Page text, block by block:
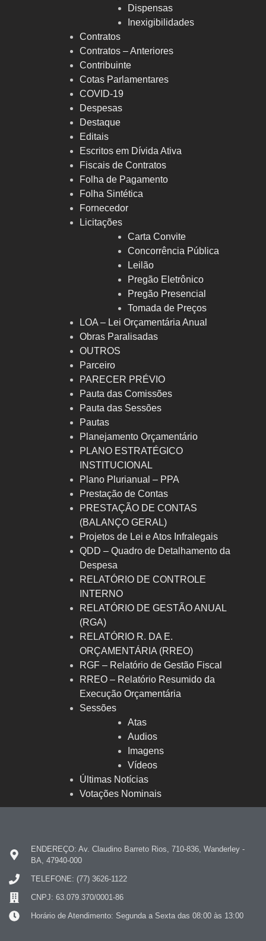
Dispensas
Inexigibilidades
Contratos
Contratos – Anteriores
Contribuinte
Cotas Parlamentares
COVID-19
Despesas
Destaque
Editais
Escritos em Dívida Ativa
Fiscais de Contratos
Folha de Pagamento
Folha Sintética
Fornecedor
Licitações
Carta Convite
Concorrência Pública
Leilão
Pregão Eletrônico
Pregão Presencial
Tomada de Preços
LOA – Lei Orçamentária Anual
Obras Paralisadas
OUTROS
Parceiro
PARECER PRÉVIO
Pauta das Comissões
Pauta das Sessões
Pautas
Planejamento Orçamentário
PLANO ESTRATÉGICO
INSTITUCIONAL
Plano Plurianual – PPA
Prestação de Contas
PRESTAÇÃO DE CONTAS
(BALANÇO GERAL)
Projetos de Lei e Atos Infralegais
QDD – Quadro de Detalhamento da
Despesa
RELATÓRIO DE CONTROLE
INTERNO
RELATÓRIO DE GESTÃO ANUAL
(RGA)
RELATÓRIO R. DA E.
ORÇAMENTÁRIA (RREO)
RGF – Relatório de Gestão Fiscal
RREO – Relatório Resumido da
Execução Orçamentária
Sessões
Atas
Audios
Imagens
Vídeos
Últimas Notícias
Votações Nominais
ENDEREÇO: Av. Claudino Barreto Rios, 710-836, Wanderley -
BA, 47940-000
TELEFONE: (77) 3626-1122
CNPJ: 63.079.370/0001-86
Horário de Atendimento: Segunda a Sexta das 08:00 às 13:00